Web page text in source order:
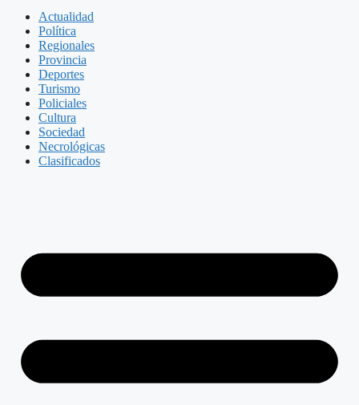
Actualidad
Política
Regionales
Provincia
Deportes
Turismo
Policiales
Cultura
Sociedad
Necrológicas
Clasificados